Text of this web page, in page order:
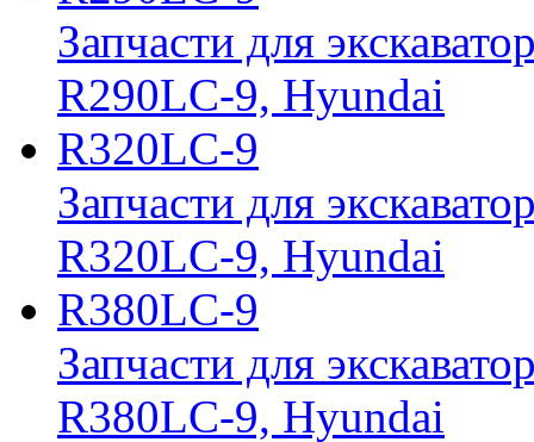
Запчасти для
R290LC-9, Hyundai
R320LC-9
Запчасти для
R320LC-9, Hyundai
R380LC-9
Запчасти для
R380LC-9, Hyundai